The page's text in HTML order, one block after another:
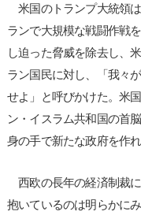
米国のトランプ大統領
ランで大規模な戦闘作戦
し迫った脅威を除去し、
ラン国民に対し、「我々
せよ」と呼びかけた。米
ン・イスラム共和国の首
身の手で新たな政府を作れ
西欧の長年の経済制裁
抱いているのは明らかに